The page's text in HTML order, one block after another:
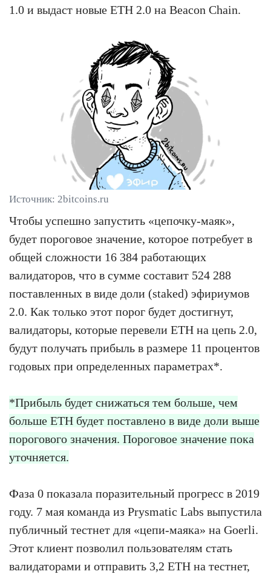
1.0 и выдаст новые ETH 2.0 на Beacon Chain.
Источник: 2bitcoins.ru
Чтобы успешно запустить «цепочку-маяк»,
будет пороговое значение, которое потребует в
общей сложности 16 384 работающих
валидаторов, что в сумме составит 524 288
поставленных в виде доли (staked) эфириумов
2.0. Как только этот порог будет достигнут,
валидаторы, которые перевели ETH на цепь 2.0,
будут получать прибыль в размере 11 процентов
годовых при определенных параметрах*.
*Прибыль будет снижаться тем больше, чем
больше ETH будет поставлено в виде доли выше
порогового значения. Пороговое значение пока
уточняется.
Фаза 0 показала поразительный прогресс в 2019
году. 7 мая команда из Prysmatic Labs выпустила
публичный тестнет для «цепи-маяка» на Goerli.
Этот клиент позволил пользователям стать
валидаторами и отправить 3,2 ETH на тестнет,